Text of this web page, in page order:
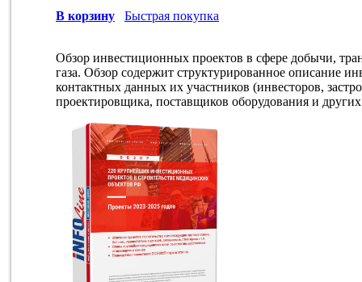
В корзину
Быстрая покупка
Обзор инвестиционных проектов в сфере добычи,
газа. Обзор содержит структурированное описание
контактных данных их участников (инвесторов,
проектировщика, поставщиков оборудования и